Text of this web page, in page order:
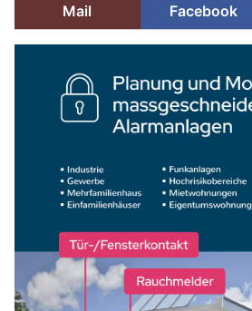
Mail
Facebook